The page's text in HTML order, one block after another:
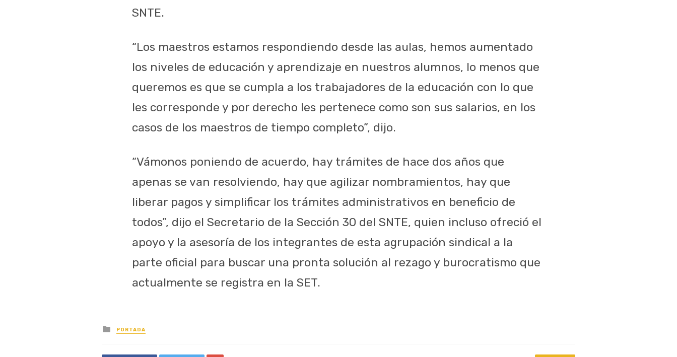
SNTE.
“Los maestros estamos respondiendo desde las aulas, hemos aumentado
los niveles de educación y aprendizaje en nuestros alumnos, lo menos que
queremos es que se cumpla a los trabajadores de la educación con lo que
les corresponde y por derecho les pertenece como son sus salarios, en los
casos de los maestros de tiempo completo”, dijo.
“Vámonos poniendo de acuerdo, hay trámites de hace dos años que
apenas se van resolviendo, hay que agilizar nombramientos, hay que
liberar pagos y simplificar los trámites administrativos en beneficio de
todos”, dijo el Secretario de la Sección 30 del SNTE, quien incluso ofreció el
apoyo y la asesoría de los integrantes de esta agrupación sindical a la
parte oficial para buscar una pronta solución al rezago y burocratismo que
actualmente se registra en la SET.
Posted
in
PORTADA